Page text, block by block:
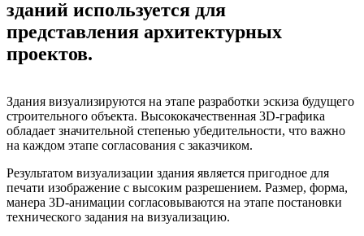
зданий используется для
представления архитектурных
проектов.
Здания визуализируются на этапе разработки эскиза будущего
строительного объекта. Высококачественная 3D-графика
обладает значительной степенью убедительности, что важно
на каждом этапе согласования с заказчиком.
Результатом визуализации здания является пригодное для
печати изображение с высоким разрешением. Размер, форма,
манера 3D-анимации согласовываются на этапе постановки
технического задания на визуализацию.